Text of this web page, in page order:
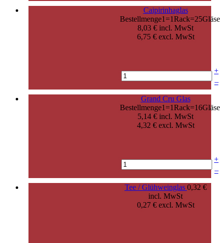
Caipirinhaglas
8,03 € incl. MwSt
6,75 € excl. MwSt
+
–
Grand Cru Glas
5,14 € incl. MwSt
4,32 € excl. MwSt
+
–
Tee / Glühweinglas 0,32 €
incl. MwSt
0,27 € excl. MwSt